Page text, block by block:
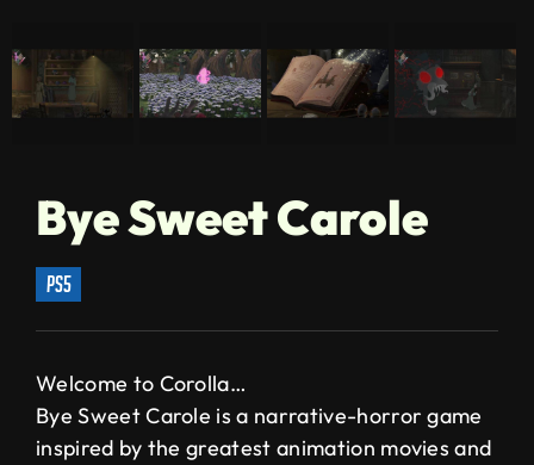
Bye Sweet Carole
ps5
Welcome to Corolla…
Bye Sweet Carole is a narrative-horror game
inspired by the greatest animation movies and